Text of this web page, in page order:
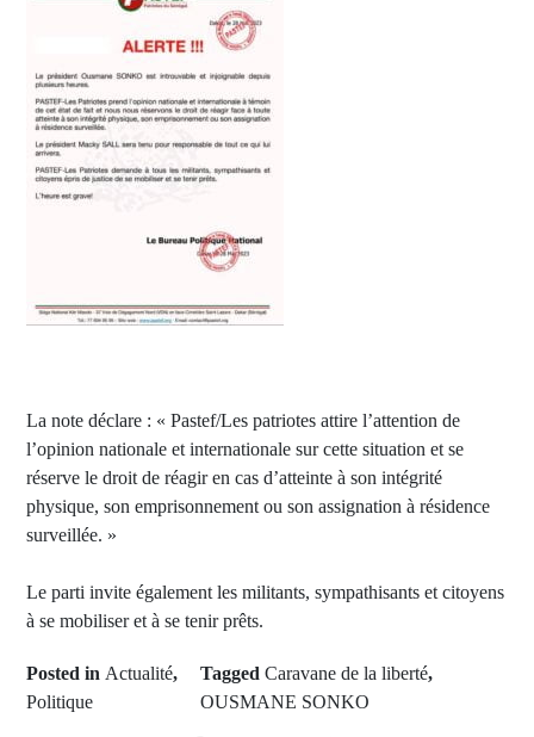
La note déclare : « Pastef/Les patriotes attire l’attention de
l’opinion nationale et internationale sur cette situation et se
réserve le droit de réagir en cas d’atteinte à son intégrité
physique, son emprisonnement ou son assignation à résidence
surveillée. »
Le parti invite également les militants, sympathisants et citoyens
à se mobiliser et à se tenir prêts.
Posted in Actualité,
Politique
Tagged Caravane de la liberté,
OUSMANE SONKO